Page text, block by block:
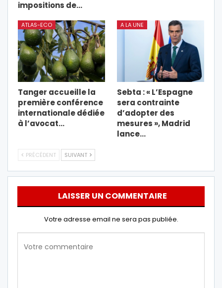
impositions de…
ATLAS-ECO
Tanger accueille la
première conférence
internationale dédiée
à l’avocat…
A LA UNE
Sebta : « L’Espagne
sera contrainte
d’adopter des
mesures », Madrid
lance…
PRÉCÉDENT SUIVANT
LAISSER UN COMMENTAIRE
Votre adresse email ne sera pas publiée.